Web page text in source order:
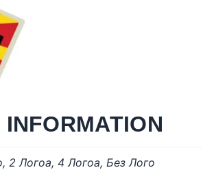
, 2 Логоa, 4 Логоa, Без Лого